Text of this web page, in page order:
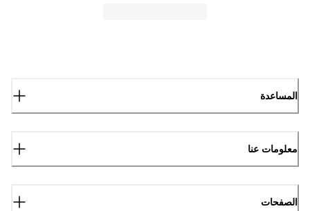
المساعدة
معلومات عنا
الصفحات